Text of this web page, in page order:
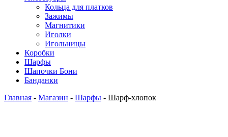
Кольца для платков
Зажимы
Магнитики
Иголки
Игольницы
Коробки
Шарфы
Шапочки Бони
Банданки
Главная - Магазин - Шарфы - Шарф-хлопок